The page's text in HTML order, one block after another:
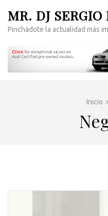
contenido
MR. DJ SERGIO
Pinchádote la actualidad más
Inicio